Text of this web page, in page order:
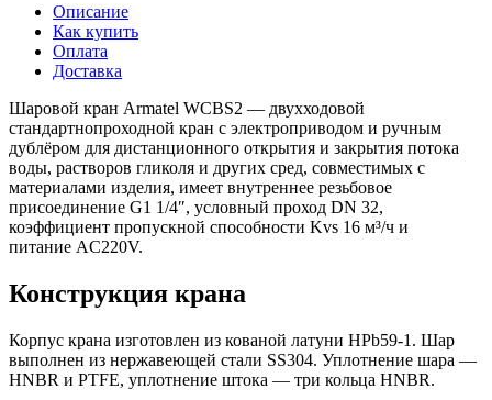
Описание
Как купить
Оплата
Доставка
Шаровой кран Armatel WCBS2 — двухходовой
стандартнопроходной кран с электроприводом и ручным
дублёром для дистанционного открытия и закрытия потока
воды, растворов гликоля и других сред, совместимых с
материалами изделия, имеет внутреннее резьбовое
присоединение G1 1/4″, условный проход DN 32,
коэффициент пропускной способности Kvs 16 м³/ч и
питание AC220V.
Конструкция крана
Корпус крана изготовлен из кованой латуни HPb59-1. Шар
выполнен из нержавеющей стали SS304. Уплотнение шара —
HNBR и PTFE, уплотнение штока — три кольца HNBR.